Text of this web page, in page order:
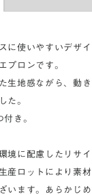
に使いやすいデザ
プロンです。
生地感ながら、動
た。
き。
境に配慮したリサ
産ロットにより素
います。あらかじ